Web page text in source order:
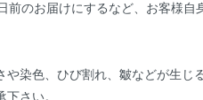
前のお届けにするなど、お客様自
染色、ひび割れ、皺などが生じ
さい。